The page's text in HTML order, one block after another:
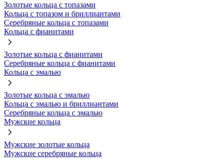
Золотые кольца с топазами
Кольца с топазом и бриллиантами
Серебряные кольца с топазами
Кольца с фианитами
Золотые кольца с фианитами
Серебряные кольца с фианитами
Кольца с эмалью
Золотые кольца с эмалью
Кольца с эмалью и бриллиантами
Серебряные кольца с эмалью
Мужские кольца
Мужские золотые кольца
Мужские серебряные кольца